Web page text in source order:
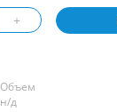
+
Объем
н/д